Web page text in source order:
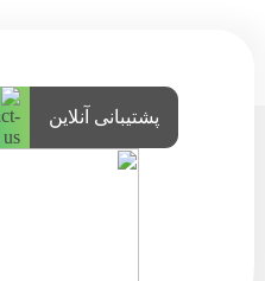
پشتیبانی آنلاین